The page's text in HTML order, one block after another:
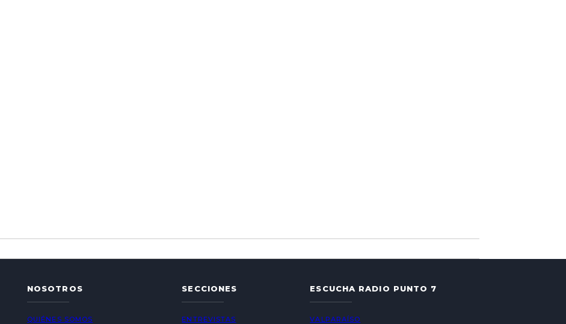
NOSOTROS
QUIÉNES SOMOS
SECCIONES
ENTREVISTAS
ESCUCHA RADIO PUNTO 7
VALPARAÍSO